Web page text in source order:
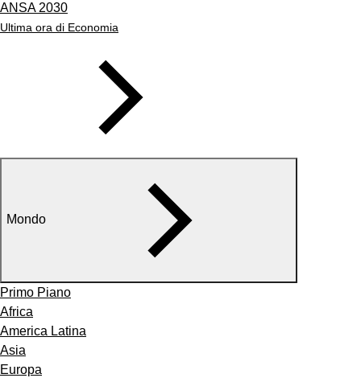
ANSA 2030
Ultima ora di Economia
Mondo
Primo Piano
Africa
America Latina
Asia
Europa